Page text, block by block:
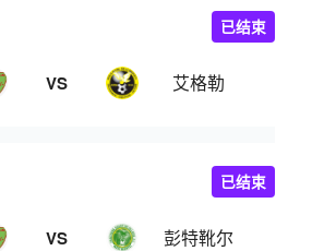
VS 艾格勒
已结束
VS 彭特靴尔
已结束